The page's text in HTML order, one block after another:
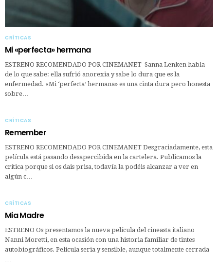
CRÍTICAS
Mi «perfecta» hermana
ESTRENO RECOMENDADO POR CINEMANET Sanna Lenken habla
de lo que sabe: ella sufrió anorexia y sabe lo dura que es la
enfermedad. «Mi ‘perfecta’ hermana» es una cinta dura pero honesta
sobre…
CRÍTICAS
Remember
ESTRENO RECOMENDADO POR CINEMANET Desgraciadamente, esta
película está pasando desapercibida en la cartelera. Publicamos la
crítica porque si os dais prisa, todavía la podéis alcanzar a ver en
algún c…
CRÍTICAS
Mia Madre
ESTRENO Os presentamos la nueva película del cineasta italiano
Nanni Moretti, en esta ocasión con una historia familiar de tintes
autobiográficos. Película seria y sensible, aunque totalmente cerrada